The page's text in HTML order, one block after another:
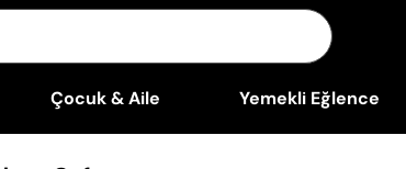
Çocuk & Aile Yemekli Eğlence